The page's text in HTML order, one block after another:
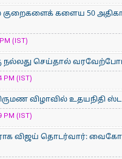
குறைகளைக் களைய 50
(IST)
நல்லது செய்தால்
(IST)
விழாவில் உதயநிதி
(IST)
விஜய் தொடர்வார்: வைகோ